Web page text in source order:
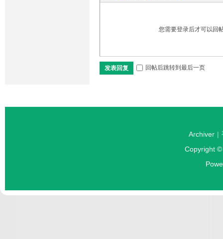
您需要登录后才可以回
发表回复 回帖后跳转到最后一页
Archiver |
Copyright